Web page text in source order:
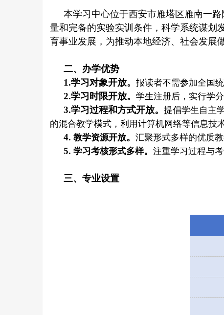
本学习中心位于西安市雁塔区雁南一路
量和完备的实验实训条件，科学系统谋划
育事业发展，为推动本地经济、社会发展
二、办学优势
1.学习对象开放。 报读者不需参加全国
2.学习时限开放。 学生注册后，实行学
3.学习过程和方式开放。 提倡学生自主
的混合教学模式，利用计算机网络等信息技
4. 教学资源开放。 汇聚形式多样的优质
5. 学习考核形式多样。 注重学习过程与
三、专业设置